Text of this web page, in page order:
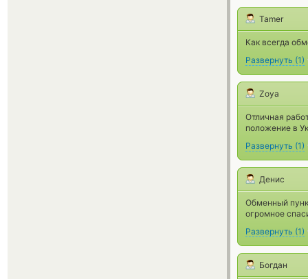
Tamer
Как всегда
Развернуть (1)
Zoya
Отличная
положение в
Развернуть (1)
Денис
Обменный
огромное
Развернуть (1)
Богдан